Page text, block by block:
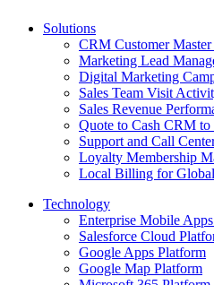
Solutions
CRM Customer Master
Marketing Lead
Digital Marketing
Sales Team Visit
Sales Revenue
Quote to Cash CRM to
Support and Call
Loyalty Membership
Local Billing for
Technology
Enterprise Mobile Apps
Salesforce Cloud
Google Apps Platform
Google Map Platform